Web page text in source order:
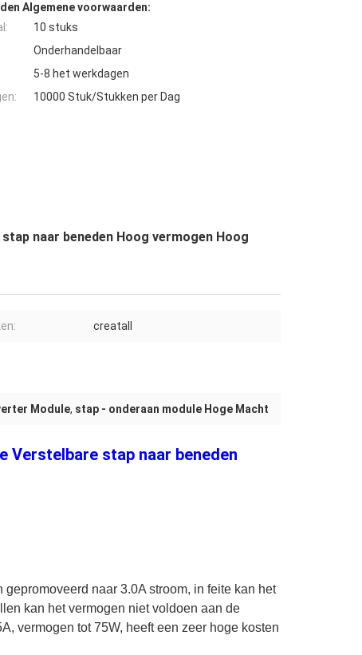
Algemene voorwaarden:
10 stuks
Onderhandelbaar
5-8 het werkdagen
10000 Stuk/Stukken per Dag
naar beneden Hoog vermogen Hoog
creatall
Module, stap - onderaan module Hoge Macht
Verstelbare stap naar beneden
naar 3.0A stroom, in feite kan het
kan het vermogen niet voldoen aan de
vermogen tot 75W, heeft een zeer hoge kosten